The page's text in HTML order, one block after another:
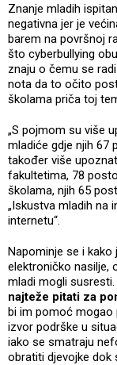
Znanje mladih
negativna jer je
barem na površnoj
što cyberbullying
znaju o čemu se
nota da to očito
školama priča toj
„S pojmom su više
mladiće gdje njih 67
također više
fakultetima, 78
školama, njih 65
„Iskustva mladih na
internetu“.
Napominje se i
elektroničko nasilje,
mladi mogli
najteže pitati za
bi im pomoć mogao
izvor podrške u
iako se smatraju
obratiti djevojke dok